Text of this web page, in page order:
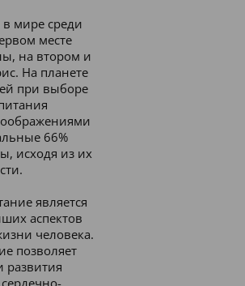
мире среди
месте
на втором и
На планете
при выборе
66%
исходя из их
является
аспектов
человека.
позволяет
развития